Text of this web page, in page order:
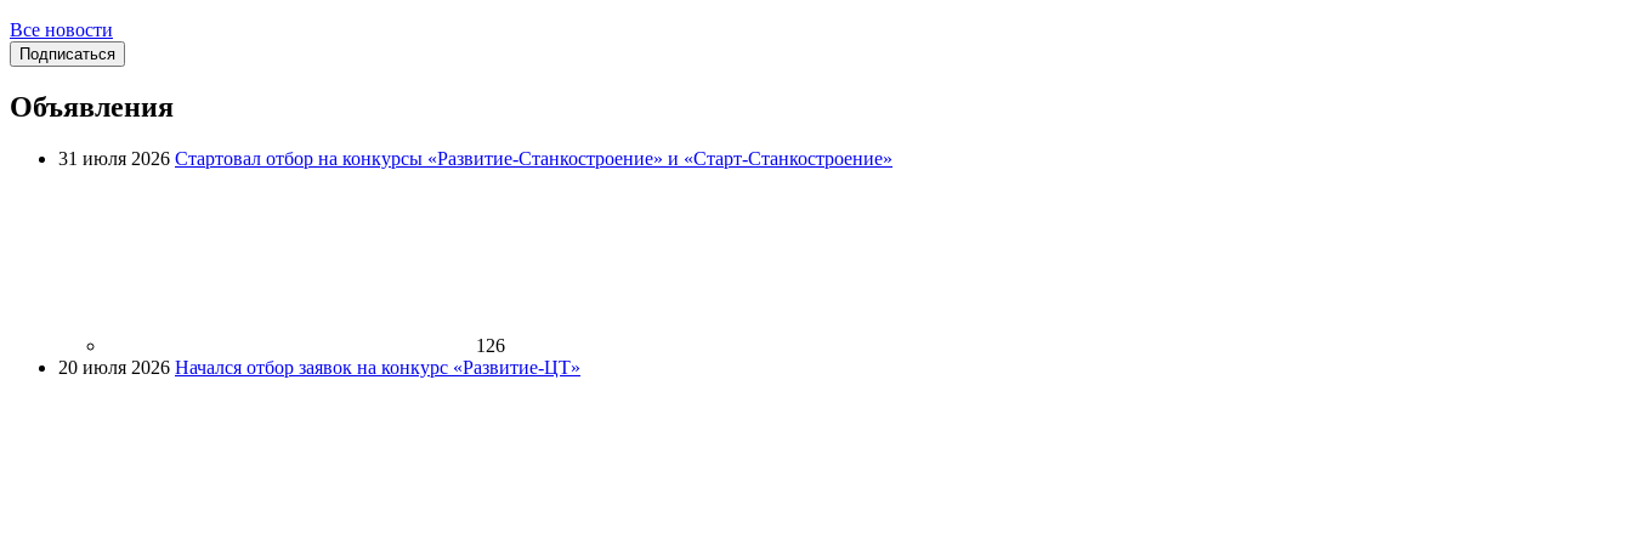
Все новости
Подписаться
Объявления
31 июля 2026 Стартовал отбор на конкурсы «Развитие-Станкостроение» и «Старт-Станкостроение»
126
20 июля 2026 Начался отбор заявок на конкурс «Развитие-ЦТ»